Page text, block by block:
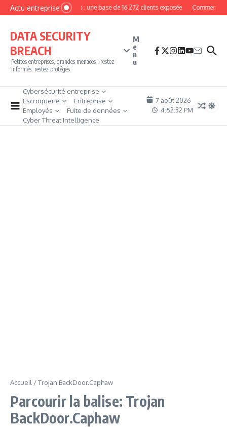
Aller au contenu
Actu entrepriseMyPhoto : une base de 16 272 clients exposée Comment
DATA SECURITY
BREACH
Petites entreprises, grandes menaces : restez
informés, restez protégés
M
e
n
u
Cybersécurité entreprise
Escroquerie
Entreprise
Employés
Fuite de données
Cyber Threat Intelligence
7 août 2026
4:52:33 PM
Accueil /Trojan BackDoor.Caphaw
Parcourir la balise: Trojan
BackDoor.Caphaw